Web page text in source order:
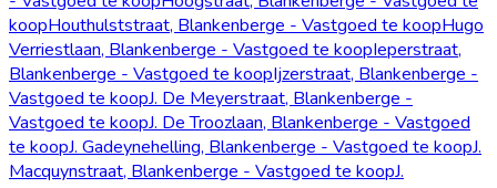
koopHouthulststraat, Blankenberge - Vastgoed te koopHugo
Verriestlaan, Blankenberge - Vastgoed te koopIeperstraat,
Blankenberge - Vastgoed te koopIjzerstraat, Blankenberge -
Vastgoed te koopJ. De Meyerstraat, Blankenberge -
Vastgoed te koopJ. De Troozlaan, Blankenberge - Vastgoed
te koopJ. Gadeynehelling, Blankenberge - Vastgoed te koopJ.
Macquynstraat, Blankenberge - Vastgoed te koopJ.